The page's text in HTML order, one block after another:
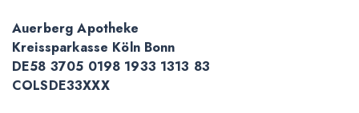
Auerberg Apotheke
Kreissparkasse Köln Bonn
DE58 3705 0198 1933 1313 83
COLSDE33XXX